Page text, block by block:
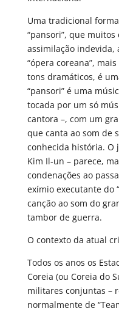
Uma tradicional
“pansori”, que
assimilação indevida,
“ópera coreana”,
tons dramáticos, é
“pansori” é uma
tocada por um só
cantora –, com um
que canta ao som de
conhecida história. O
Kim Il-un – parece,
condenações ao
exímio executante do
canção ao som do
tambor de guerra.
O contexto da atual
Todos os anos os
Coreia (ou Coreia do
militares conjuntas –
normalmente de